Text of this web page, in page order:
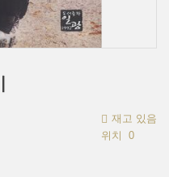
재고 있음
위치
0